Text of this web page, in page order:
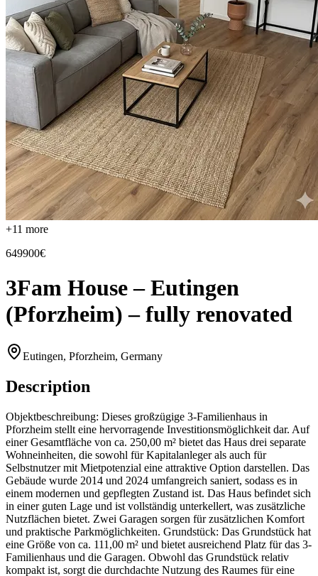
+11 more
649900€
3Fam House – Eutingen
(Pforzheim) – fully renovated
Eutingen, Pforzheim, Germany
Description
Objektbeschreibung: Dieses großzügige 3-Familienhaus in
Pforzheim stellt eine hervorragende Investitionsmöglichkeit dar. Auf
einer Gesamtfläche von ca. 250,00 m² bietet das Haus drei separate
Wohneinheiten, die sowohl für Kapitalanleger als auch für
Selbstnutzer mit Mietpotenzial eine attraktive Option darstellen. Das
Gebäude wurde 2014 und 2024 umfangreich saniert, sodass es in
einem modernen und gepflegten Zustand ist. Das Haus befindet sich
in einer guten Lage und ist vollständig unterkellert, was zusätzliche
Nutzflächen bietet. Zwei Garagen sorgen für zusätzlichen Komfort
und praktische Parkmöglichkeiten. Grundstück: Das Grundstück hat
eine Größe von ca. 111,00 m² und bietet ausreichend Platz für das 3-
Familienhaus und die Garagen. Obwohl das Grundstück relativ
kompakt ist, sorgt die durchdachte Nutzung des Raumes für eine